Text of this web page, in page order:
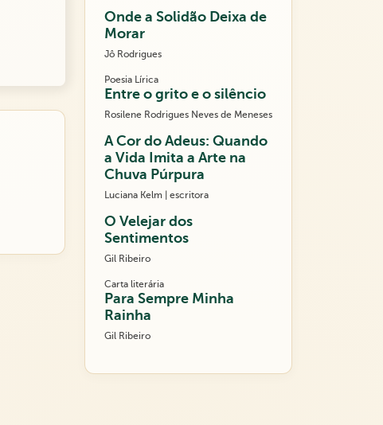
Onde a Solidão Deixa de
Morar
Jô Rodrigues
Poesia Lírica
Entre o grito e o silêncio
Rosilene Rodrigues Neves de Meneses
A Cor do Adeus: Quando
a Vida Imita a Arte na
Chuva Púrpura
Luciana Kelm | escritora
O Velejar dos
Sentimentos
Gil Ribeiro
Carta literária
Para Sempre Minha
Rainha
Gil Ribeiro